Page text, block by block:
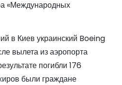
«Международных
в Киев украинский Boeing
вылета из аэропорта
погибли 176
были граждане